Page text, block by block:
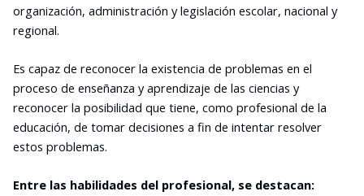
organización, administración y legislación escolar, nacional y
regional.
Es capaz de reconocer la existencia de problemas en el
proceso de enseñanza y aprendizaje de las ciencias y
reconocer la posibilidad que tiene, como profesional de la
educación, de tomar decisiones a fin de intentar resolver
estos problemas.
Entre las habilidades del profesional, se destacan: